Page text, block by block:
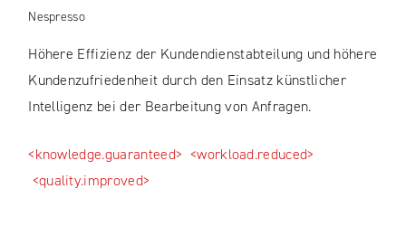
Nespresso
Höhere Effizienz der Kundendienstabteilung und höhere
Kundenzufriedenheit durch den Einsatz künstlicher
Intelligenz bei der Bearbeitung von Anfragen.
<knowledge.guaranteed> <workload.reduced>
<quality.improved>